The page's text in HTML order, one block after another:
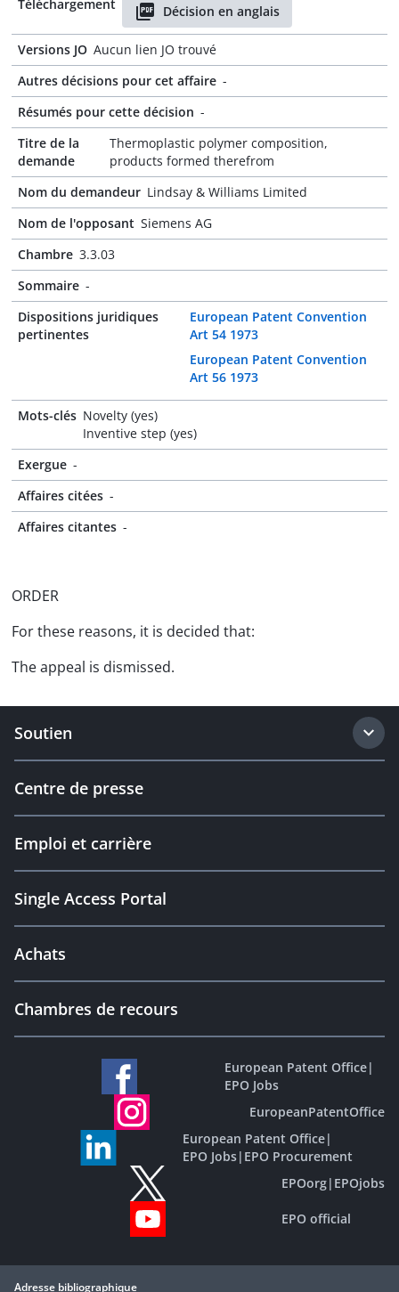
Téléchargement
Décision en anglais
Versions JO Aucun lien JO trouvé
Autres décisions pour cet affaire -
Résumés pour cette décision -
Titre de la
demande
Thermoplastic polymer composition,
products formed therefrom
Nom du demandeur Lindsay & Williams Limited
Nom de l'opposant Siemens AG
Chambre 3.3.03
Sommaire -
Dispositions juridiques
pertinentes
European Patent Convention
Art 54 1973
European Patent Convention
Art 56 1973
Mots-clés Novelty (yes)
Inventive step (yes)
Exergue -
Affaires citées -
Affaires citantes -
ORDER
For these reasons, it is decided that:
The appeal is dismissed.
Soutien
Centre de presse
Emploi et carrière
Single Access Portal
Achats
Chambres de recours
European Patent Office|
EPO Jobs
EuropeanPatentOffice
European Patent Office|
EPO Jobs| EPO Procurement
EPOorg| EPOjobs
EPO official
Adresse bibliographique